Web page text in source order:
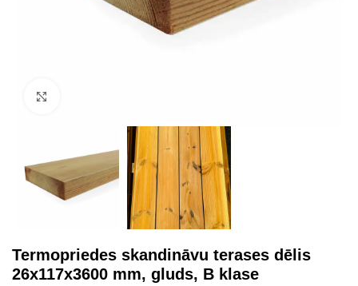
Termopriedes skandināvu terases dēlis
26x117x3600 mm, gluds, B klase